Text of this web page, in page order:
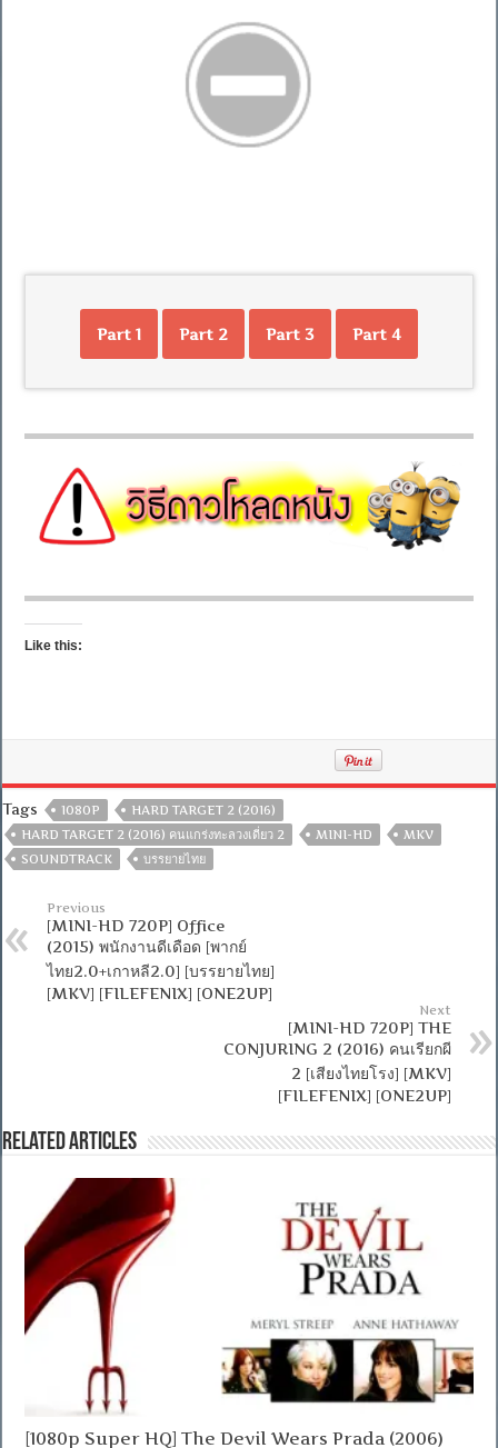
Part 1 Part 2 Part 3 Part 4
Like this:
Tags 1080P
HARD TARGET 2 (2016)
HARD TARGET 2 (2016) คนแกร่งทะลวงเดี่ยว 2
MINI-HD
MKV
SOUNDTRACK
บรรยายไทย
Previous
[MINI-HD 720P] Office
(2015) พนักงานดีเดือด [พากย์
ไทย2.0+เกาหลี2.0] [บรรยายไทย]
[MKV] [FILEFENIX] [ONE2UP]
Next
[MINI-HD 720P] THE
CONJURING 2 (2016) คนเรียกผี
2 [เสียงไทยโรง] [MKV]
[FILEFENIX] [ONE2UP]
Related Articles
[1080p Super HQ] The Devil Wears Prada (2006)